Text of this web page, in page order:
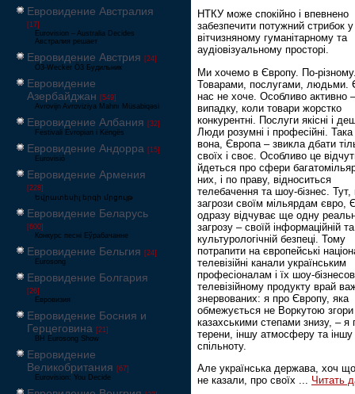
Евровидение Австралия
[17]
Eurovision – Australia Decides
Австралия решает
Евровидение Австрия [24]
Ö3-Wecker Ö3 Будильник
Евровидение
Азербайджан [549]
Avrovijn Avroviziya Mahnı Müsabiqəsi
Евровидение Албания [32]
Festivali Evropian i Këngës
Евровидение Андорра [15]
Eurovisió
Евровидение Армения
[228]
Եվրատեսիլ երգի մրցույթ
Евровидение Беларусь
[600]
Конкурс песні Еўрабачанне
Евровидение Бельгия [24]
Eurosong
Евровидение Болгария
[26]
Евровизия
Евровидение Босния и
Герцеговина [21]
BH Eurosong Show
Евровидение
Великобритания [67]
Eurovision: You Decide
НТКУ може спокійно і впевнено
забезпечити потужний стрибок у
вітчизняному гуманітарному та
аудіовізуальному просторі.
Ми хочемо в Європу. По-
Товарами, послугами, людьми.
нас не хоче. Особливо активно
випадку, коли товари жорстко
конкурентні. Послуги якісні і
Люди розумні і професійні. Така
вона, Європа – звикла дбати
своїх і своє. Особливо це
йдеться про сфери
них, і по праву, відноситься
телебачення та шоу-бізнес. Тут,
загрози своїм мільярдам євро,
одразу відчуває ще одну
загрозу – своїй інформаційній та
культурологічній безпеці. Тому
потрапити на європейські
телевізійні канали українським
професіоналам і їх шоу-
телевізійному продукту врай
знервованих: я про Європу, яка
обмежується не Воркутою згори
казахськими степами знизу, – я
терени, іншу атмосферу та іншу
спільноту.
Але українська держава, хоч
не казали, про своїх
Читать